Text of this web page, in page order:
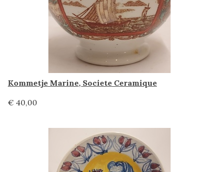
Kommetje Marine, Societe Ceramique
€ 40,00